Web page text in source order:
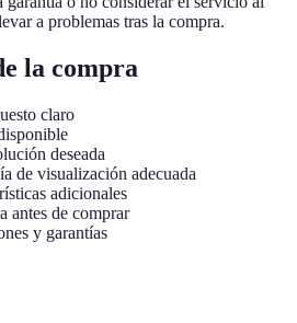
a problemas tras la compra.
la compra
claro
deseada
de visualización adecuada
adicionales
antes de comprar
y garantías